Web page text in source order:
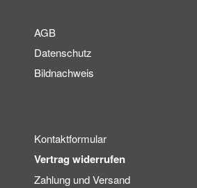
AGB
Datenschutz
Bildnachweis
Kontaktformular
Vertrag widerrufen
Zahlung und Versand